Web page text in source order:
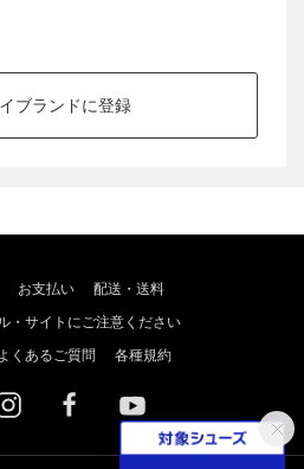
ブランドに登録
お支払い
配送・送料
・サイトにご注意ください
よくあるご質問 各種規約